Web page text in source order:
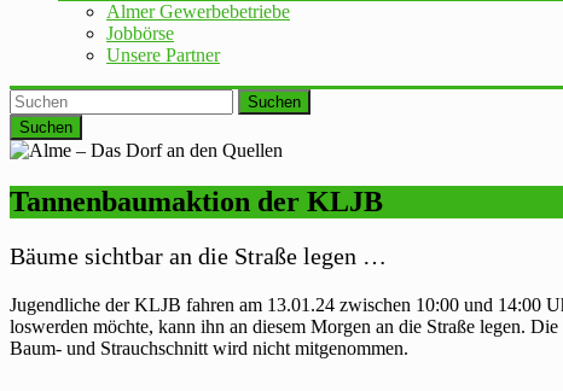
Almer Gewerbebetriebe
Jobbörse
Unsere Partner
Suchen
Tannenbaumaktion der KLJB
Bäume sichtbar an die Straße legen …
Jugendliche der KLJB fahren am 13.01.24 zwischen 10:00 und 14:00
loswerden möchte, kann ihn an diesem Morgen an die Straße legen.
Baum- und Strauchschnitt wird nicht mitgenommen.